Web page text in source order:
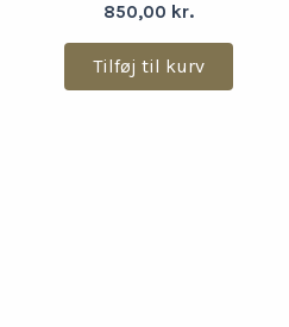
2.400,00 kr..
850,00 kr.
Tilføj til kurv